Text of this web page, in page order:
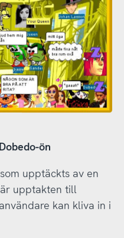
ön
upptäckts av en
upptakten till
kan kliva in i